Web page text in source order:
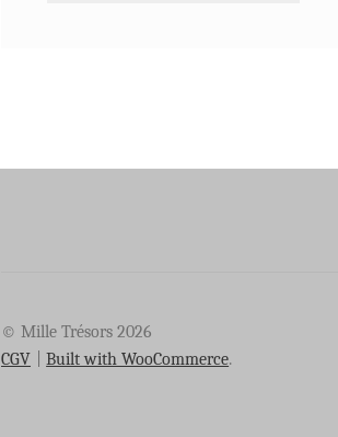
© Mille Trésors 2026
CGV
Built with WooCommerce.